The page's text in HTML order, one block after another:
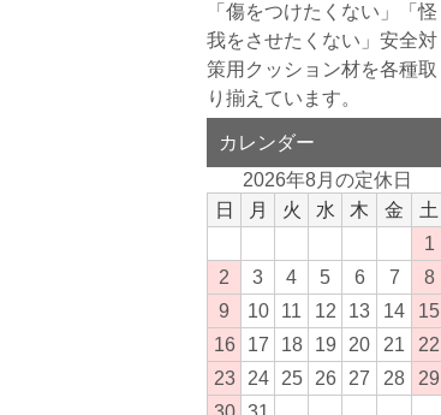
「傷をつけたくない」「怪
我をさせたくない」安全対
策用クッション材を各種取
り揃えています。
カレンダー
2026年8月の定休日
日
月 火 水 木 金
土
1
2
3 4 5 6 7
8
9
10 11 12 13 14
15
16
17 18 19 20 21
22
23
24 25 26 27 28
29